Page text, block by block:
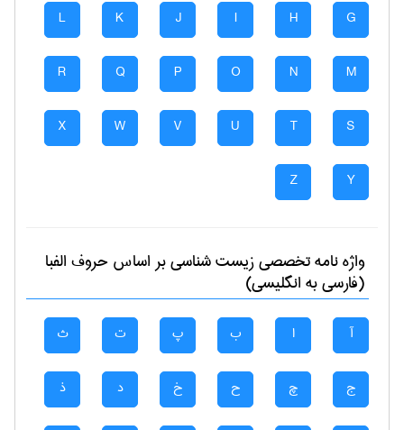
G
H
I
J
K
L
M
N
O
P
Q
R
S
T
U
V
W
X
Y
Z
واژه نامه تخصصیزيست شناسیبر اساس حروف الفبا
(فارسی به انگلیسی)
آ ا ب پ ت ث
ج چ ح خ د ذ